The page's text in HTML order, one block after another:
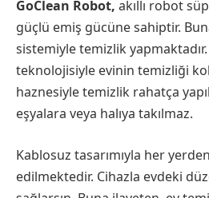
GoClean Robot, akıllı robot
güçlü emiş gücüne sahiptir.
sistemiyle temizlik yapmaktadır.
teknolojisiyle evinin temizliği
haznesiyle temizlik rahatça
eşyalara veya halıya takılmaz.
Kablosuz tasarımıyla her
edilmektedir. Cihazla evdeki